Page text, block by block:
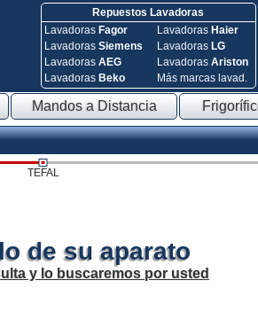
Repuestos Lavadoras
Lavadoras Fagor
Lavadoras Siemens
Lavadoras AEG
Lavadoras Beko
Lavadoras Haier
Lavadoras LG
Lavadoras Ariston
Más marcas lavad.
Mandos a Distancia
TEFAL
de su aparato
y lo buscaremos por usted